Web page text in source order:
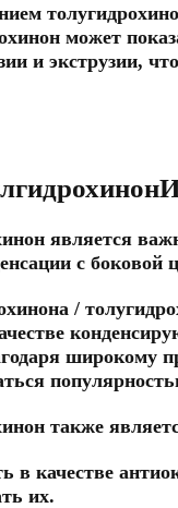
может
и экструзии,
является
с боковой
/
широкому
также
в качестве
их.